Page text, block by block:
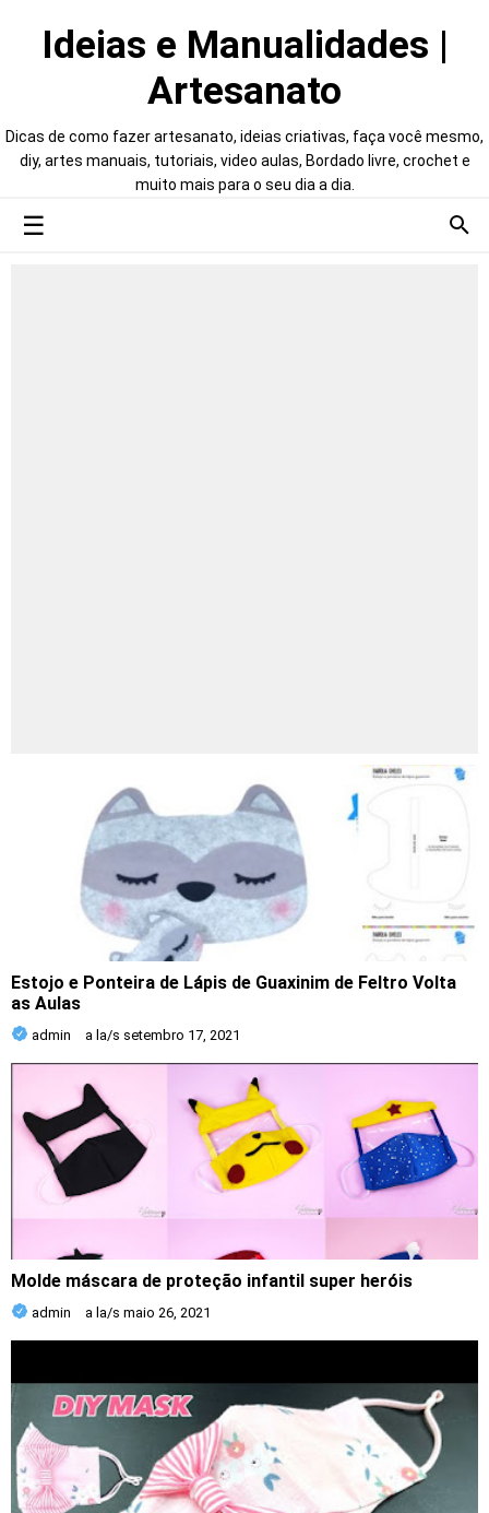
Ideias e Manualidades |
Artesanato
Dicas de como fazer artesanato, ideias criativas, faça você mesmo,
diy, artes manuais, tutoriais, video aulas, Bordado livre, crochet e
muito mais para o seu dia a dia.
Estojo e Ponteira de Lápis de Guaxinim de Feltro Volta
as Aulas
admin a la/s setembro 17, 2021
Molde máscara de proteção infantil super heróis
admin a la/s maio 26, 2021